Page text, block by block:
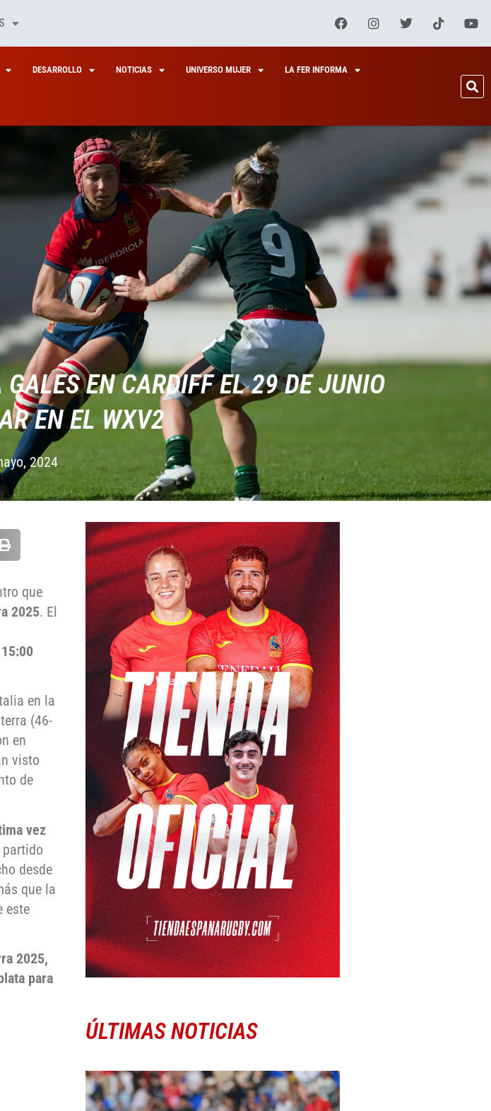
DESARROLLO NOTICIAS UNIVERSO MUJER LA FER INFORMA
EN CARDIFF EL 29 DE JUNIO
EN EL WXV2
2024
que
2025. El
en la
(46-
en
visto
de
vez
partido
desde
que la
este
2025,
para
ÚLTIMAS NOTICIAS